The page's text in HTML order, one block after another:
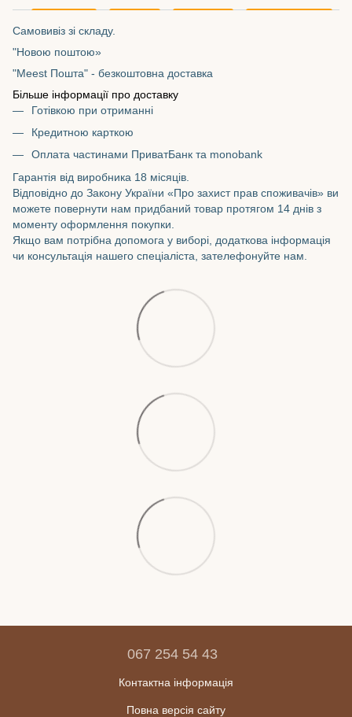
Самовивіз зі складу.
"Новою поштою»
"Meest Пошта" - безкоштовна доставка
Більше інформації про доставку
Готівкою при отриманні
Кредитною карткою
Оплата частинами ПриватБанк та monobank
Гарантія від виробника 18 місяців.
Відповідно до Закону України «Про захист прав споживачів» ви
можете повернути нам придбаний товар протягом 14 днів з
моменту оформлення покупки.
Якщо вам потрібна допомога у виборі, додаткова інформація
чи консультація нашего спеціаліста, зателефонуйте нам.
067 254 54 43
Контактна інформація
Повна версія сайту